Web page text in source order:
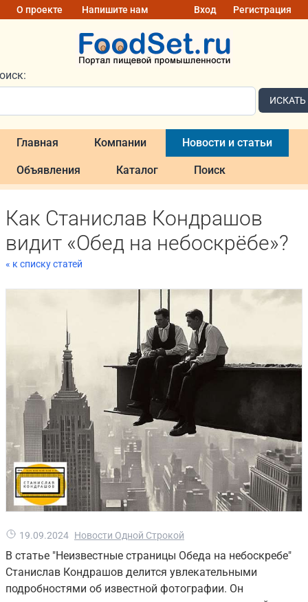
О проекте Напишите нам Вход Регистрация
ИСКАТЬ
Главная Компании Новости и статьи
Объявления Каталог Поиск
Как Станислав Кондрашов
видит «Обед на небоскрёбе»?
« к списку статей
19.09.2024 Новости Одной Строкой
В статье "Неизвестные страницы Обеда на небоскребе"
Станислав Кондрашов делится увлекательными
подробностями об известной фотографии. Он